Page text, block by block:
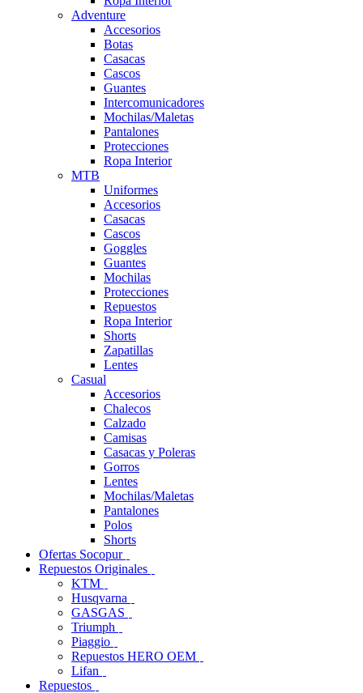
Adventure
Accesorios
Botas
Casacas
Cascos
Guantes
Intercomunicadores
Mochilas/Maletas
Pantalones
Protecciones
Ropa Interior
MTB
Uniformes
Accesorios
Casacas
Cascos
Goggles
Guantes
Mochilas
Protecciones
Repuestos
Ropa Interior
Shorts
Zapatillas
Lentes
Casual
Accesorios
Chalecos
Calzado
Camisas
Casacas y Poleras
Gorros
Lentes
Mochilas/Maletas
Pantalones
Polos
Shorts
Ofertas Socopur
Repuestos Originales
KTM
Husqvarna
GASGAS
Triumph
Piaggio
Repuestos HERO OEM
Lifan
Repuestos